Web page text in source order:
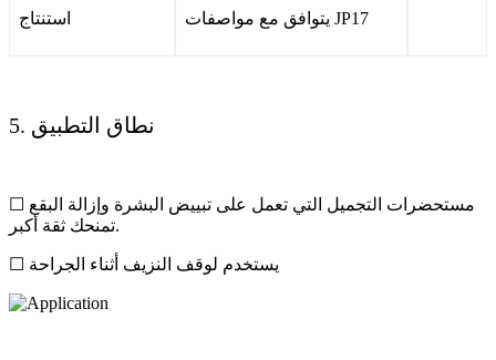
استنتاج يتوافق مع مواصفات JP17
5. نطاق التطبيق
☐ مستحضرات التجميل التي تعمل على تبييض البشرة وإزالة البقع
تمنحك ثقة أكبر.
☐ يستخدم لوقف النزيف أثناء الجراحة